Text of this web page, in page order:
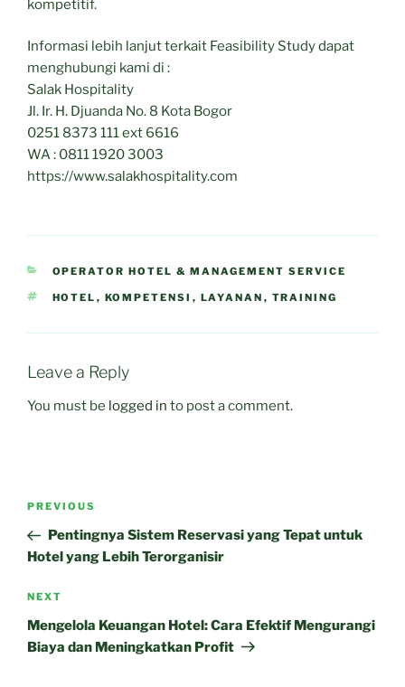
kompetitif.
Informasi lebih lanjut terkait Feasibility Study dapat
menghubungi kami di :
Salak Hospitality
Jl. Ir. H. Djuanda No. 8 Kota Bogor
0251 8373 111 ext 6616
WA : 0811 1920 3003
https://www.salakhospitality.com
CATEGORIES
OPERATOR HOTEL & MANAGEMENT SERVICE
TAGS
HOTEL , KOMPETENSI , LAYANAN , TRAINING
Leave a Reply
You must be logged in to post a comment.
Post
Previous
Post
PREVIOUS
Pentingnya Sistem Reservasi yang Tepat untuk
Hotel yang Lebih Terorganisir
Next
Post
NEXT
Mengelola Keuangan Hotel: Cara Efektif Mengurangi
Biaya dan Meningkatkan Profit